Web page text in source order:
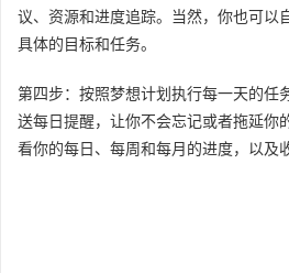
议、资源和进度追踪。当然，你也可以
具体的目标和任务。
第四步：按照梦想计划执行每一天的任
送每日提醒，让你不会忘记或者拖延你
看你的每日、每周和每月的进度，以及